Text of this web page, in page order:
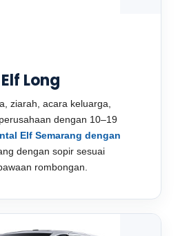
Long
ziarah, acara keluarga,
dengan 10–19
Elf Semarang dengan
dengan sopir sesuai
rombongan.